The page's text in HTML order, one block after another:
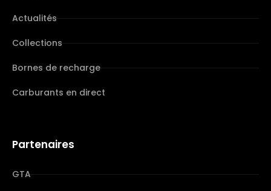
Actualités
Collections
Bornes de recharge
Carburants en direct
Partenaires
GTA